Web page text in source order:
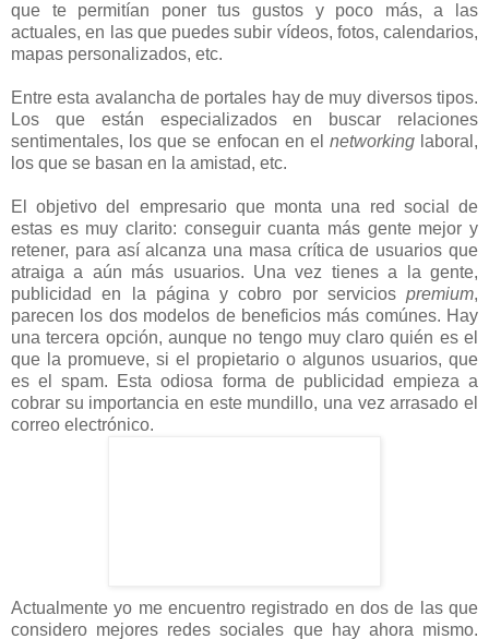
que te permitían poner tus gustos y poco más, a las
actuales, en las que puedes subir vídeos, fotos, calendarios,
mapas personalizados, etc.
Entre esta avalancha de portales hay de muy diversos tipos.
Los que están especializados en buscar relaciones
sentimentales, los que se enfocan en el networkinglaboral,
los que se basan en la amistad, etc.
El objetivo del empresario que monta una red social de
estas es muy clarito: conseguir cuanta más gente mejor y
retener, para así alcanza una masa crítica de usuarios que
atraiga a aún más usuarios. Una vez tienes a la gente,
publicidad en la página y cobro por servicios premium,
parecen los dos modelos de beneficios más comúnes. Hay
una tercera opción, aunque no tengo muy claro quién es el
que la promueve, si el propietario o algunos usuarios, que
es el spam. Esta odiosa forma de publicidad empieza a
cobrar su importancia en este mundillo, una vez arrasado el
correo electrónico.
Actualmente yo me encuentro registrado en dos de las que
considero mejores redes sociales que hay ahora mismo.